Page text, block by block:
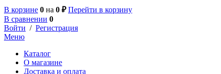
В корзине 0 на 0 ₽ Перейти в корзину
В сравнении 0
Войти / Регистрация
Меню
Каталог
О магазине
Доставка и оплата